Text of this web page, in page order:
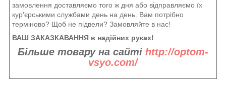
замовлення доставляємо того ж дня або відправляємо їх
кур'єрськими службами день на день. Вам потрібно
терміново? Щоб не підвели? Замовляйте в нас!
ВАШ ЗАКАЗКАВАННЯ в надійних руках!
Більше товару на сайті http://optom-
vsyo.com/